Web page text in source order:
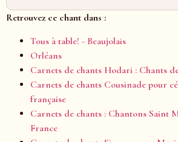
Retrouvez ce chant dans :
Tous à table! - Beaujolais
Orléans
Carnets de chants Hodari : Chants
Carnets de chants Cousinade pour
française
Carnets de chants : Chantons Saint
France